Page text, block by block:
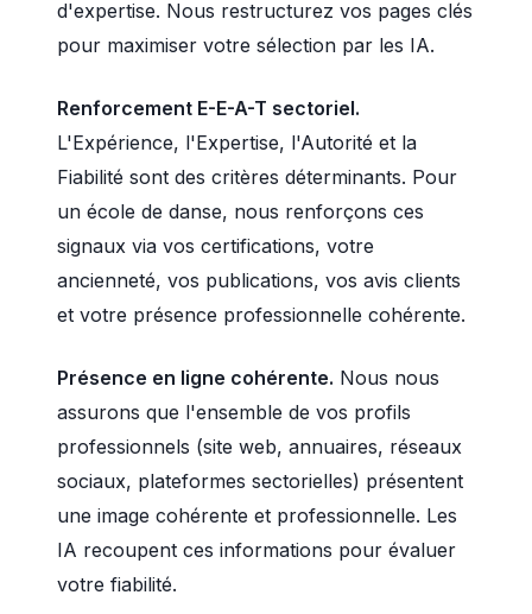
d'expertise. Nous restructurez vos pages clés
pour maximiser votre sélection par les IA.
Renforcement E-E-A-T sectoriel.
L'Expérience, l'Expertise, l'Autorité et la
Fiabilité sont des critères déterminants. Pour
un école de danse, nous renforçons ces
signaux via vos certifications, votre
ancienneté, vos publications, vos avis clients
et votre présence professionnelle cohérente.
Présence en ligne cohérente. Nous nous
assurons que l'ensemble de vos profils
professionnels (site web, annuaires, réseaux
sociaux, plateformes sectorielles) présentent
une image cohérente et professionnelle. Les
IA recoupent ces informations pour évaluer
votre fiabilité.